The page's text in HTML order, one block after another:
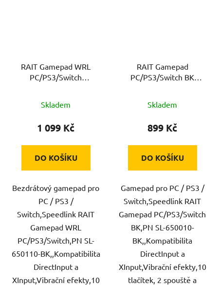
RAIT Gamepad WRL
PC/PS3/Switch
Skladem
1 099 Kč
DO KOŠÍKU
Bezdrátový gamepad pro
PC / PS3 /
Switch,Speedlink RAIT
Gamepad WRL
PC/PS3/Switch,PN SL-
650110-BK,,Kompatibilita
DirectInput a
XInput,Vibrační efekty,10
RAIT Gamepad
PC/PS3/Switch BK
Skladem
899 Kč
DO KOŠÍKU
Gamepad pro PC / PS3 /
Switch,Speedlink RAIT
Gamepad PC/PS3/Switch
BK,PN SL-650010-
BK,,Kompatibilita
DirectInput a
XInput,Vibrační efekty,10
tlačítek, 2 spouště a